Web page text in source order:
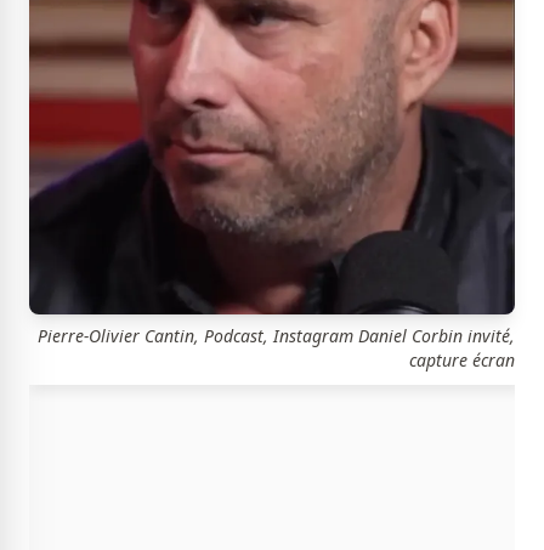
Pierre-Olivier Cantin, Podcast, Instagram Daniel Corbin invité,
capture écran